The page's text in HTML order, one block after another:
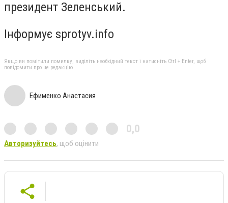
президент Зеленський.
Інформує sprotyv.info
Якщо ви помітили помилку, виділіть необхідний текст і натисніть Ctrl + Enter, щоб
повідомити про це редакцію
Ефименко Анастасия
0,0
Авторизуйтесь, щоб оцінити